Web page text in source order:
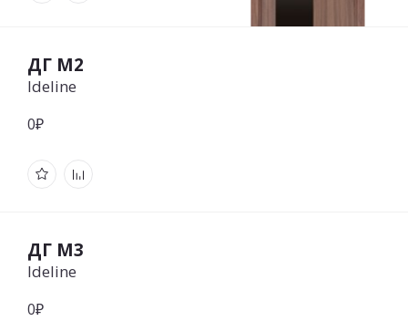
ДГ М2
Ideline
0₽
ДГ М3
Ideline
0₽